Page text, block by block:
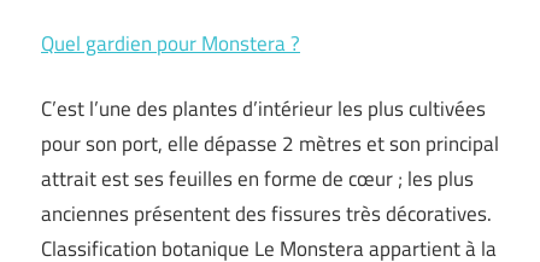
Quel gardien pour Monstera ?
C’est l’une des plantes d’intérieur les plus cultivées
pour son port, elle dépasse 2 mètres et son principal
attrait est ses feuilles en forme de cœur ; les plus
anciennes présentent des fissures très décoratives.
Classification botanique Le Monstera appartient à la